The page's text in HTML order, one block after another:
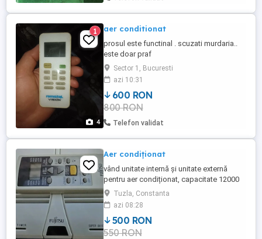
4
1 aer conditionat
prosul este functinal . scuzati murdaria..
este doar praf
Sector 1, Bucuresti
azi 10:31
600 RON
800 RON
Telefon validat
Aer condiționat
vând unitate internă și unitate externă
pentru aer condiționat, capacitate 12000
BTU, este recuperată în urma unei
înlocuiri. În unitatea externă a fost salvată
cantitatea de freon În momentul
recuperării unitățile erau în stare de
funcționare. Nu se expediază, mulțumesc
Tuzla, Constanta
azi 08:28
500 RON
550 RON